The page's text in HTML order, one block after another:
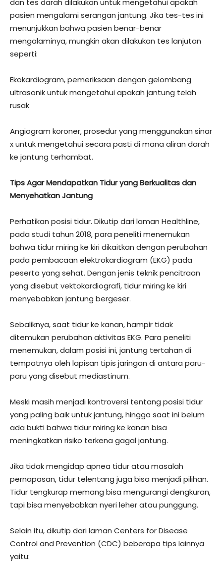
dan tes darah dilakukan untuk mengetahui apakah
pasien mengalami serangan jantung. Jika tes-tes ini
menunjukkan bahwa pasien benar-benar
mengalaminya, mungkin akan dilakukan tes lanjutan
seperti:
Ekokardiogram, pemeriksaan dengan gelombang
ultrasonik untuk mengetahui apakah jantung telah
rusak
Angiogram koroner, prosedur yang menggunakan sinar
x untuk mengetahui secara pasti di mana aliran darah
ke jantung terhambat.
Tips Agar Mendapatkan Tidur yang Berkualitas dan
Menyehatkan Jantung
Perhatikan posisi tidur. Dikutip dari laman Healthline,
pada studi tahun 2018, para peneliti menemukan
bahwa tidur miring ke kiri dikaitkan dengan perubahan
pada pembacaan elektrokardiogram (EKG) pada
peserta yang sehat. Dengan jenis teknik pencitraan
yang disebut vektokardiografi, tidur miring ke kiri
menyebabkan jantung bergeser.
Sebaliknya, saat tidur ke kanan, hampir tidak
ditemukan perubahan aktivitas EKG. Para peneliti
menemukan, dalam posisi ini, jantung tertahan di
tempatnya oleh lapisan tipis jaringan di antara paru-
paru yang disebut mediastinum.
Meski masih menjadi kontroversi tentang posisi tidur
yang paling baik untuk jantung, hingga saat ini belum
ada bukti bahwa tidur miring ke kanan bisa
meningkatkan risiko terkena gagal jantung.
Jika tidak mengidap apnea tidur atau masalah
pernapasan, tidur telentang juga bisa menjadi pilihan.
Tidur tengkurap memang bisa mengurangi dengkuran,
tapi bisa menyebabkan nyeri leher atau punggung.
Selain itu, dikutip dari laman Centers for Disease
Control and Prevention (CDC) beberapa tips lainnya
yaitu: